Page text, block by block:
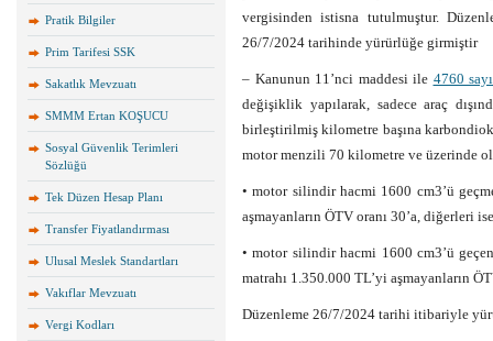
Pratik Bilgiler
Prim Tarifesi SSK
Sakatlık Mevzuatı
SMMM Ertan KOŞUCU
Sosyal Güvenlik Terimleri
Sözlüğü
Tek Düzen Hesap Planı
Transfer Fiyatlandırması
Ulusal Meslek Standartları
Vakıflar Mevzuatı
Vergi Kodları
vergisinden istisna tutulmuştur.
26/7/2024 tarihinde yürürlüğe girmiştir
– Kanunun 11’nci maddesi ile 4760
değişiklik yapılarak, sadece araç
birleştirilmiş kilometre başına
motor menzili 70 kilometre ve üzerinde
• motor silindir hacmi 1600 cm3’ü
aşmayanların ÖTV oranı 30’a, diğerleri
• motor silindir hacmi 1600 cm3’ü
matrahı 1.350.000 TL’yi aşmayanların
Düzenleme 26/7/2024 tarihi itibariyle